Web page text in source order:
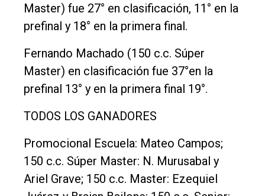
Master) fue 27° en clasificación, 11° en la
prefinal y 18° en la primera final.
Fernando Machado (150 c.c. Súper
Master) en clasificación fue 37°en la
prefinal 13° y en la primera final 19°.
TODOS LOS GANADORES
Promocional Escuela: Mateo Campos;
150 c.c. Súper Master: N. Murusabal y
Ariel Grave; 150 c.c. Master: Ezequiel